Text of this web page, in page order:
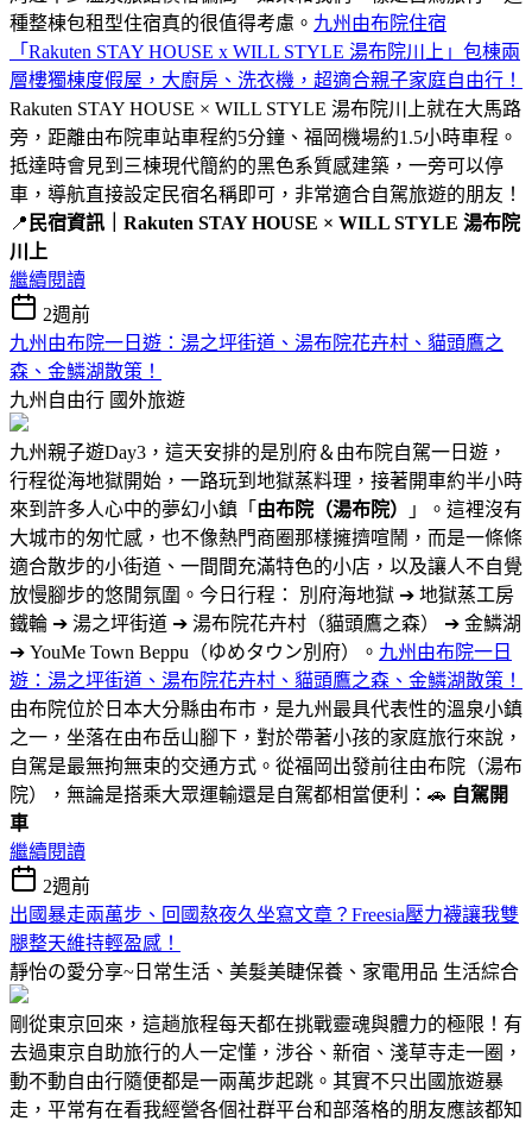
種整棟包租型住宿真的很值得考慮。 九州由布院住宿
「Rakuten STAY HOUSE x WILL STYLE 湯布院川上」包棟兩
層樓獨棟度假屋，大廚房、洗衣機，超適合親子家庭自由行！
Rakuten STAY HOUSE × WILL STYLE 湯布院川上就在大馬路
旁，距離由布院車站車程約5分鐘、福岡機場約1.5小時車程。
抵達時會見到三棟現代簡約的黑色系質感建築，一旁可以停
車，導航直接設定民宿名稱即可，非常適合自駕旅遊的朋友！
📍 民宿資訊｜Rakuten STAY HOUSE × WILL STYLE 湯布院
川上
繼續閱讀
2週前
九州由布院一日遊：湯之坪街道、湯布院花卉村、貓頭鷹之
森、金鱗湖散策！
九州自由行 國外旅遊
九州親子遊Day3，這天安排的是別府＆由布院自駕一日遊，
行程從海地獄開始，一路玩到地獄蒸料理，接著開車約半小時
來到許多人心中的夢幻小鎮「 由布院（湯布院）
」。這裡沒有
大城市的匆忙感，也不像熱門商圈那樣擁擠喧鬧，而是一條條
適合散步的小街道、一間間充滿特色的小店，以及讓人不自覺
放慢腳步的悠閒氛圍。今日行程： 別府海地獄 ➔ 地獄蒸工房
鐵輪 ➔ 湯之坪街道 ➔ 湯布院花卉村（貓頭鷹之森） ➔ 金鱗湖
➔ YouMe Town Beppu（ゆめタウン別府）。 九州由布院一日
遊：湯之坪街道、湯布院花卉村、貓頭鷹之森、金鱗湖散策！
由布院位於日本大分縣由布市，是九州最具代表性的溫泉小鎮
之一，坐落在由布岳山腳下，對於帶著小孩的家庭旅行來說，
自駕是最無拘無束的交通方式。從福岡出發前往由布院（湯布
院），無論是搭乘大眾運輸還是自駕都相當便利：🚗 自駕開
車
繼續閱讀
2週前
出國暴走兩萬步、回國熬夜久坐寫文章？Freesia壓力襪讓我雙
腿整天維持輕盈感！
靜怡の愛分享~日常生活、美髮美睫保養、家電用品 生活綜合
剛從東京回來，這趟旅程每天都在挑戰靈魂與體力的極限！有
去過東京自助旅行的人一定懂，涉谷、新宿、淺草寺走一圈，
動不動自由行隨便都是一兩萬步起跳。其實不只出國旅遊暴
走，平常有在看我經營各個社群平台和部落格的朋友應該都知